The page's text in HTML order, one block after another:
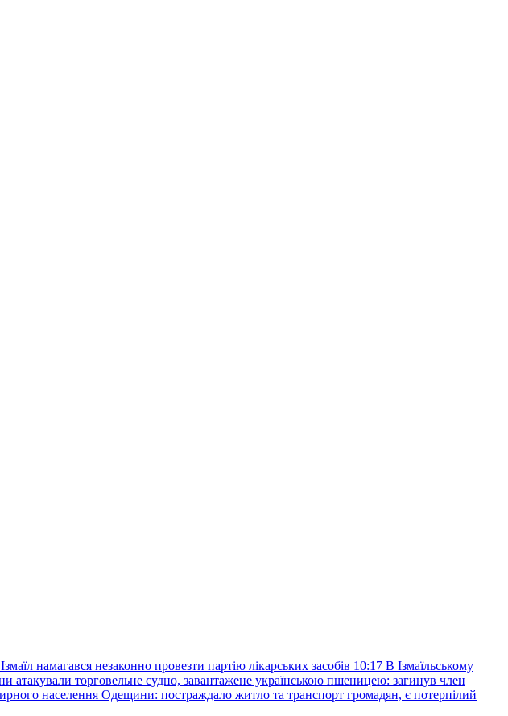
намагався незаконно провезти партію лікарських засобів 10:17 В Ізмаїльському
атакували торговельне судно, завантажене українською пшеницею: загинув член
населення Одещини: постраждало житло та транспорт громадян, є потерпілий